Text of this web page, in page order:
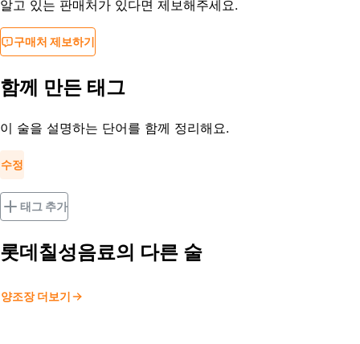
알고 있는 판매처가 있다면 제보해주세요.
구매처 제보하기
함께 만든 태그
이 술을 설명하는 단어를 함께 정리해요.
수정
태그 추가
롯데칠성음료의 다른 술
양조장 더보기